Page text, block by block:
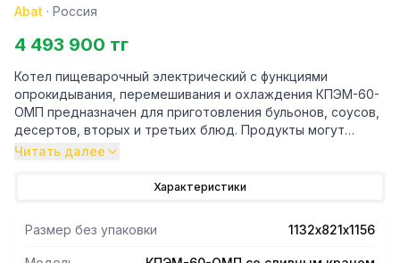
Abat · Россия
4 493 900 тг
Котел пищеварочный электрический с функциями
опрокидывания, перемешивания и охлаждения КПЭМ-60-
ОМП предназначен для приготовления бульонов, соусов,
десертов, вторых и третьих блюд. Продукты могут
приготавливаться как с перемешиванием, так и без
Цельнотянутый варочный сосуд из кислотостойкой
Диаметр котла 425 мм.
Опрокидывание с помощью электропривода.
Читать далее
Характеристики
Размер без упаковки 1132х821х1156